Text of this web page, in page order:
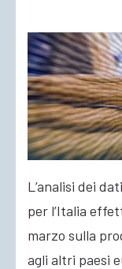
L’analisi dei
per l’Italia
marzo sulla
agli altri paesi